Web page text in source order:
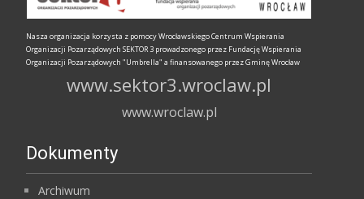
Nasza organizacja korzysta z pomocy Wrocławskiego Centrum Wspierania
Organizacji Pozarządowych SEKTOR 3 prowadzonego przez Fundację Wspierania
Organizacji Pozarządowych "Umbrella" a finansowanego przez Gminę Wrocław
www.sektor3.wroclaw.pl
www.wroclaw.pl
Dokumenty
Archiwum